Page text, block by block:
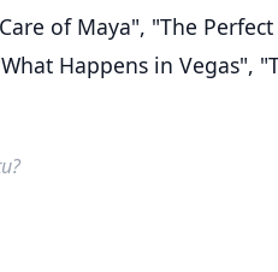
of Maya", "The Perfect
Happens in Vegas",